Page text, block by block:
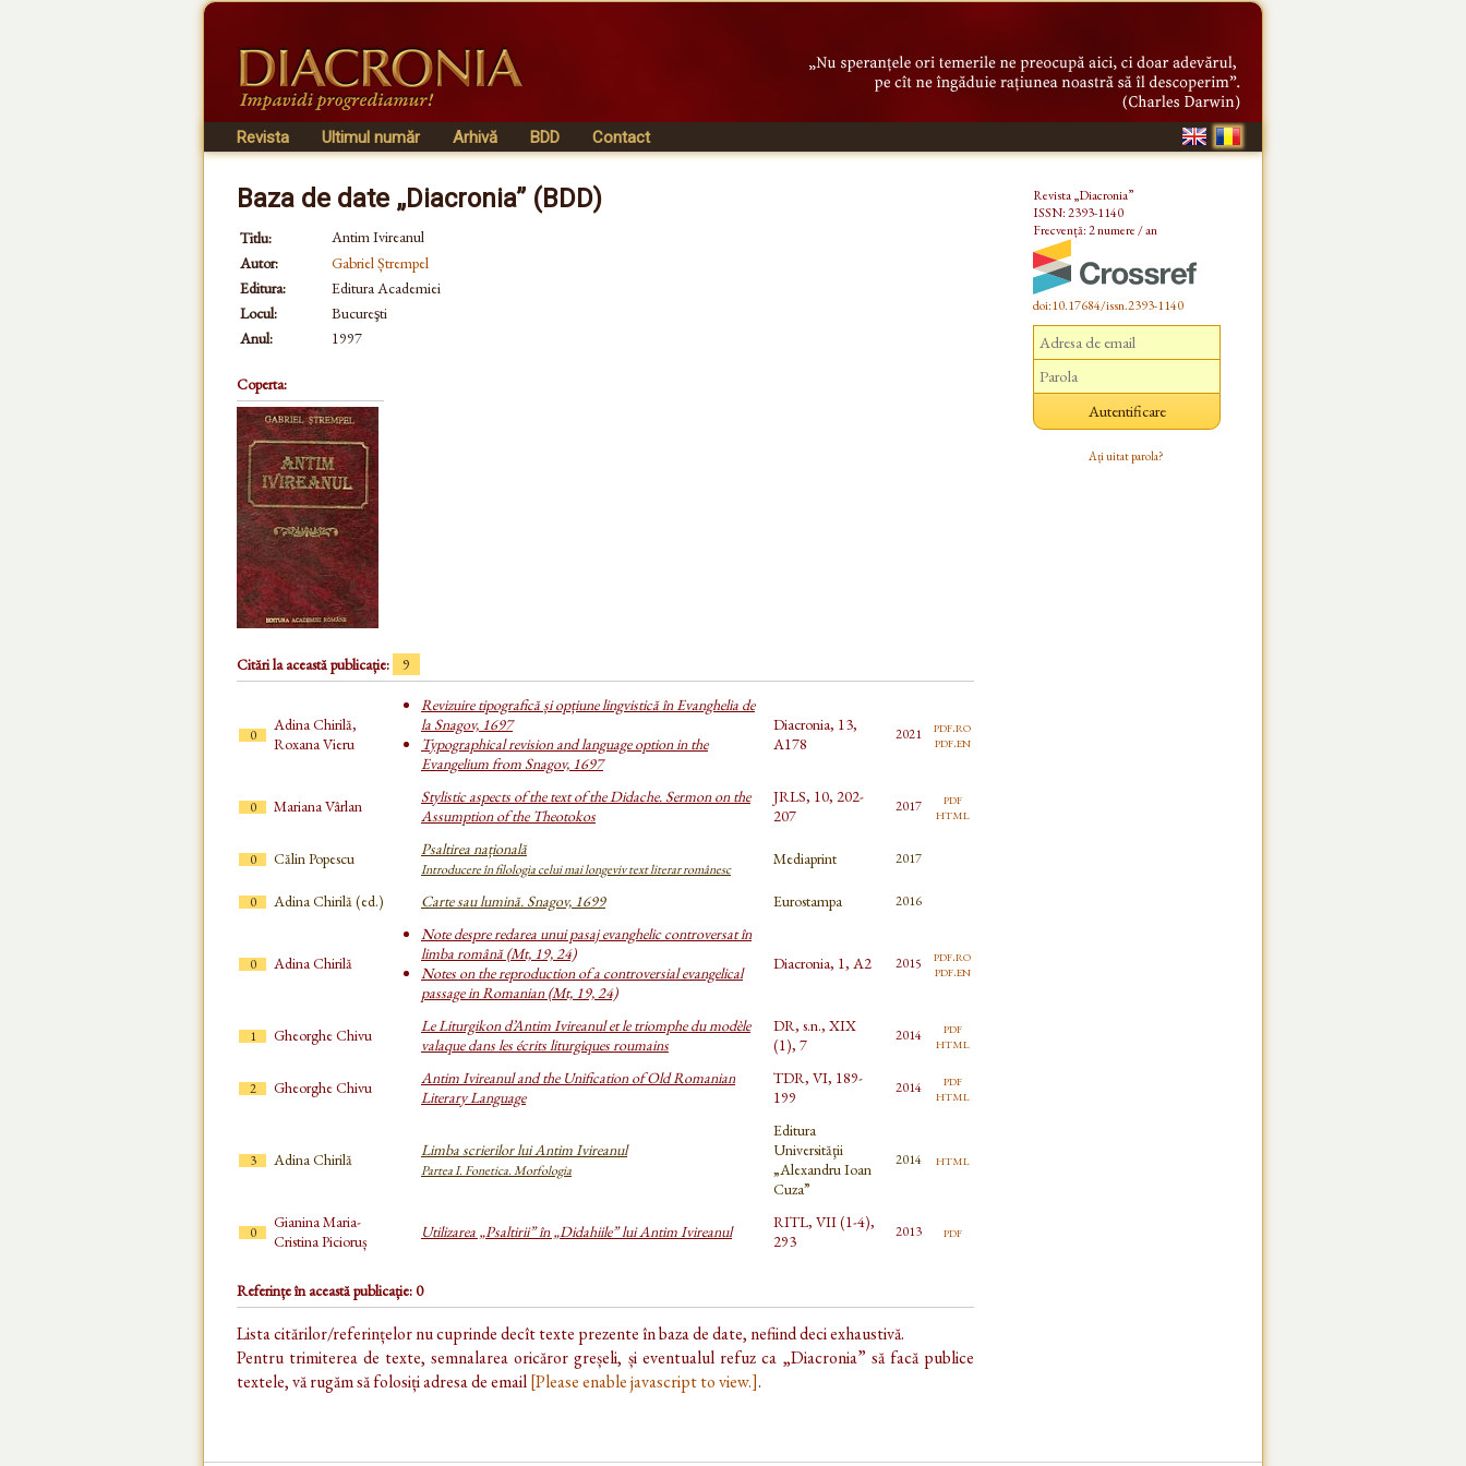
Revista Ultimul număr Arhivă BDD Contact
Baza de date „Diacronia” (BDD)
Titlu:
Antim Ivireanul
Autor:
Gabriel Ștrempel
Editura:
Editura Academiei
Locul:
Bucureşti
Anul:
1997
Coperta:
Citări la această publicație: 9
0
Adina Chirilă,
Roxana Vieru
Revizuire tipografică și opțiune lingvistică în Evanghelia de
la Snagov, 1697
Typographical revision and language option in the
Evangelium from Snagov, 1697
Diacronia, 13,
A178
2021 pdf.ro
pdf.en
0 Mariana Vârlan
Stylistic aspects of the text of the Didache. Sermon on the
Assumption of the Theotokos
JRLS, 10, 202-
207
2017 pdf
html
0 Călin Popescu Psaltirea națională
Introducere în filologia celui mai longeviv text literar românesc
Mediaprint 2017
0 Adina Chirilă (ed.) Carte sau lumină. Snagov, 1699 Eurostampa 2016
0 Adina Chirilă
Note despre redarea unui pasaj evanghelic controversat în
limba română (Mt, 19, 24)
Notes on the reproduction of a controversial evangelical
passage in Romanian (Mt, 19, 24)
Diacronia, 1, A2 2015 pdf.ro
pdf.en
1 Gheorghe Chivu
Le Liturgikon d’Antim Ivireanul et le triomphe du modèle
valaque dans les écrits liturgiques roumains
DR, s.n., XIX
(1), 7
2014 pdf
html
2 Gheorghe Chivu
Antim Ivireanul and the Unification of Old Romanian
Literary Language
TDR, VI, 189-
199
2014 pdf
html
3 Adina Chirilă Limba scrierilor lui Antim Ivireanul
Partea I. Fonetica. Morfologia
Editura
Universităţii
„Alexandru Ioan
Cuza”
2014 html
0
Gianina Maria-
Cristina Picioruș
Utilizarea „Psaltirii” în „Didahiile” lui Antim Ivireanul
RITL, VII (1-4),
293
2013 pdf
Referințe în această publicație: 0
Lista citărilor/referințelor nu cuprinde decît texte prezente în baza de date, nefiind deci exhaustivă.
Pentru trimiterea de texte, semnalarea oricăror greșeli, și eventualul refuz ca „Diacronia” să facă publice
textele, vă rugăm să folosiți adresa de email[Please enable javascript to view.].
Revista „Diacronia”
ISSN: 2393-1140
Frecvență: 2 numere / an
doi:10.17684/issn.2393-1140
Ați uitat parola?